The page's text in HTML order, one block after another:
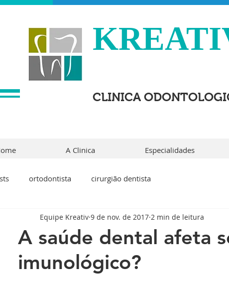
CLINICA
A Clinica Especialidades
ortodontista cirurgião dentista
A saúde dental afeta
imunológico?
Equipe Kreativ 9 de nov. de 2017 2 min de leitura